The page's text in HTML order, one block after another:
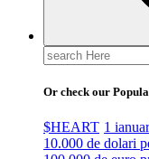
Search
for:
Or check our
$HEART 1
10.000 de dolari